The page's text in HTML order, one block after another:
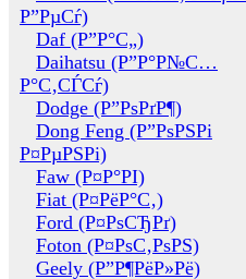
Р”РµСѓ)
Daf (Р”Р°С„)
Daihatsu (Р”Р°Р№С…
Р°С‚СЃСѓ)
Dodge (Р”РѕРґР¶)
Dong Feng (Р”РѕРЅРі
Р¤РµРЅРі)
Faw (Р¤Р°РІ)
Fiat (Р¤РёР°С‚)
Ford (Р¤РѕСЂРґ)
Foton (Р¤РѕС‚РѕРЅ)
Geely (Р”Р¶РёР»Рё)